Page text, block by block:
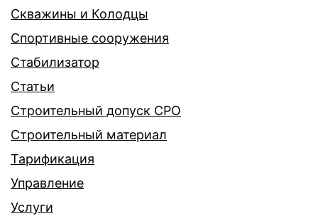
Скважины и Колодцы
Спортивные сооружения
Стабилизатор
Статьи
Строительный допуск СРО
Строительный материал
Тарификация
Управление
Услуги